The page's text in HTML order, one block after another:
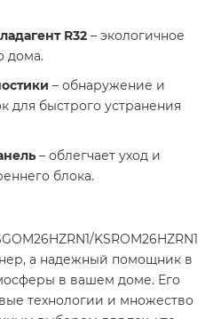
R32 – экологичное
дома.​
– обнаружение и
для быстрого устранения
– облегчает уход и
блока.​
KSROM26HZRN1
а надежный помощник в
в вашем доме. Его
технологии и множество